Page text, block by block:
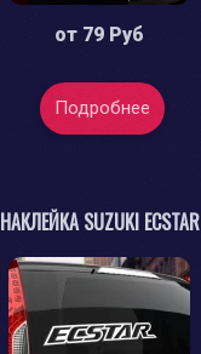
от 79 Руб
Подробнее
НАКЛЕЙКА SUZUKI ECSTAR